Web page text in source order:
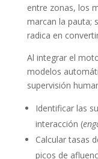
entre zonas, los
marcan la pauta;
radica en
Al integrar el
modelos
supervisión
Identificar las
interacción (
Calcular tasas
picos de